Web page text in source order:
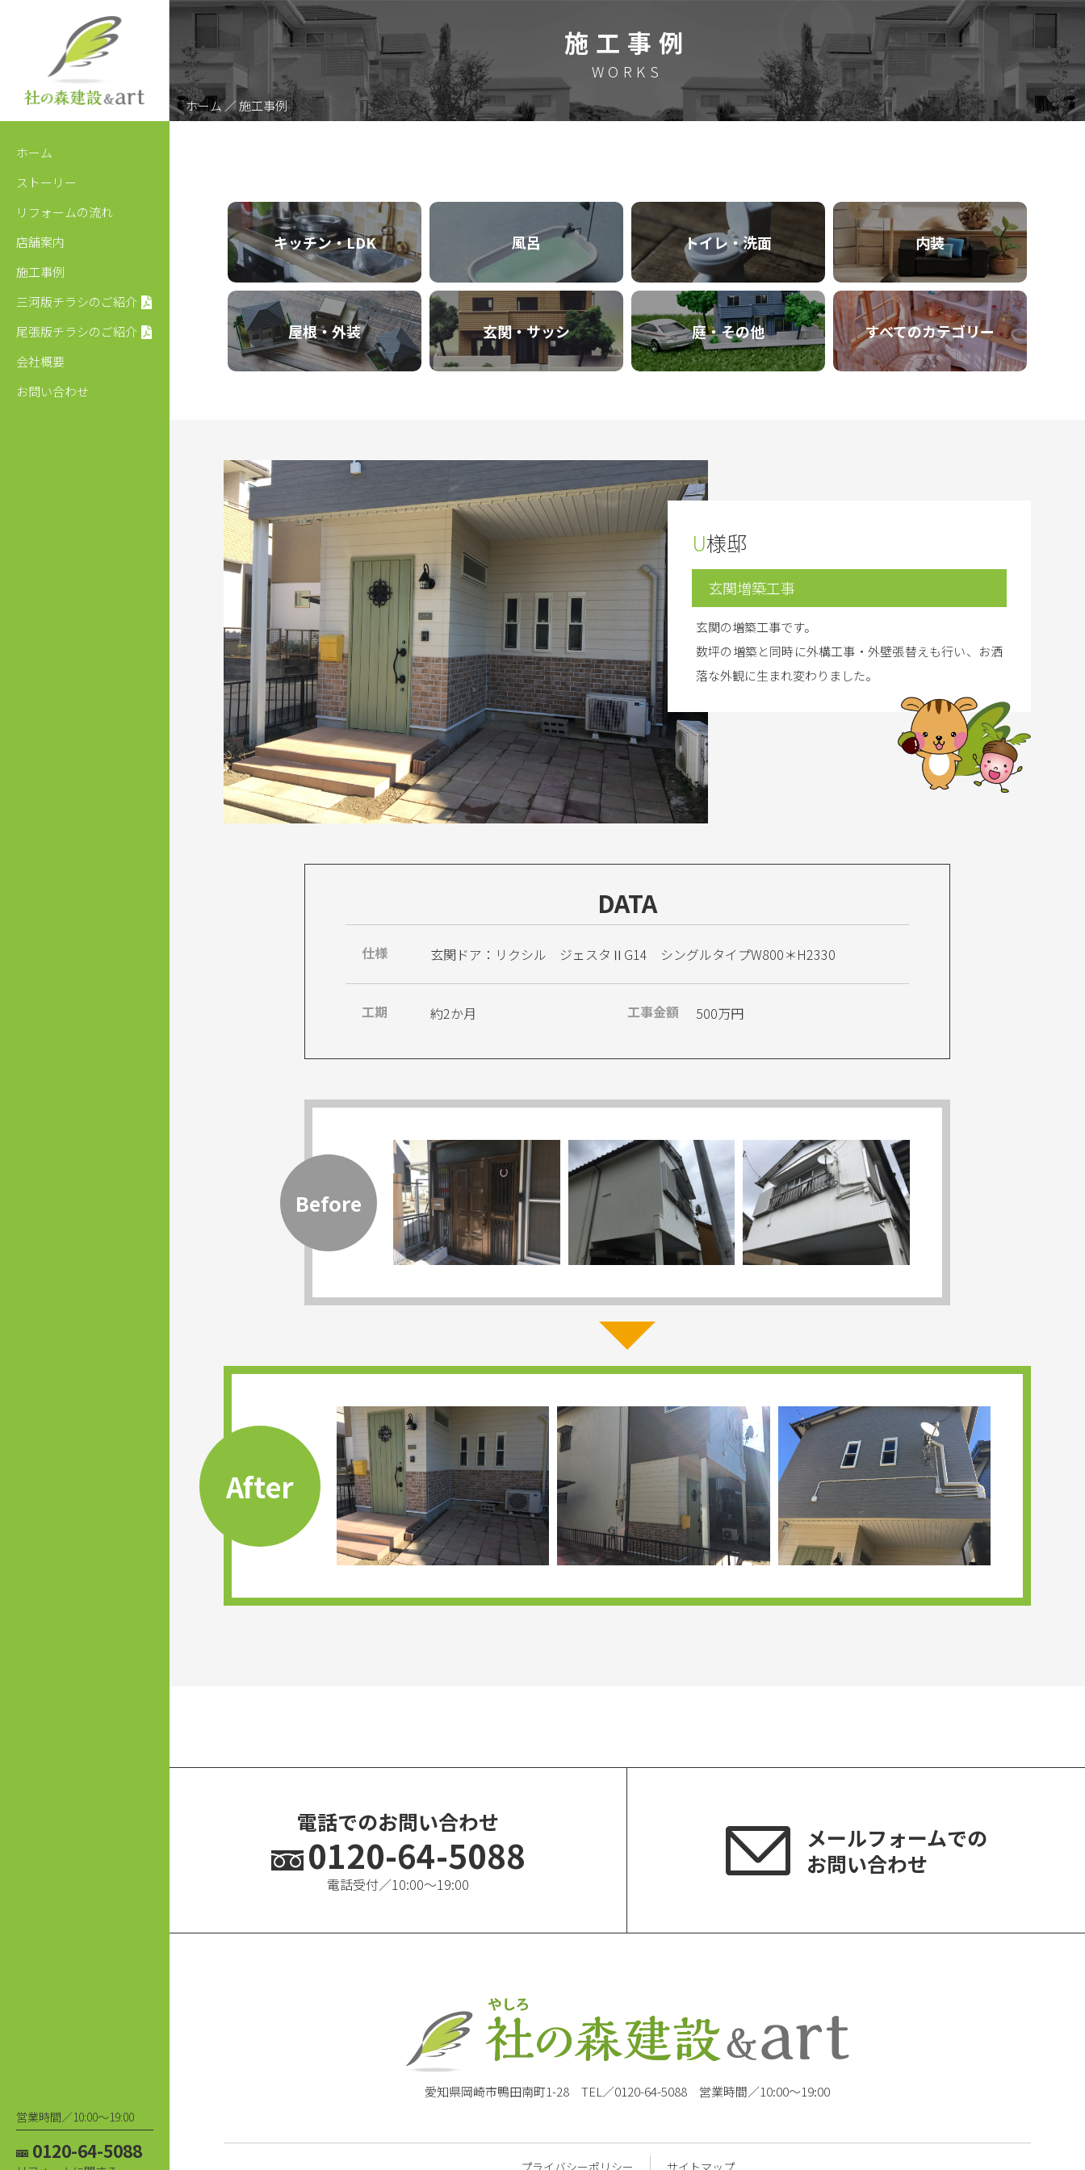
ホーム
ストーリー
リフォームの流れ
店舗案内
施工事例
三河版チラシのご紹介
尾張版チラシのご紹介
会社概要
お問い合わせ
営業時間／10:00〜19:00
0120-64-5088
施工事例
WORKS
ホーム／ 施工事例
キッチン・LDK 風呂 トイレ・洗面 内装
屋根・外装 玄関・サッシ 庭・その他 すべてのカテゴリー
U様邸
玄関増築工事
玄関の増築工事です。
数坪の増築と同時に外構工事・外壁張替えも行い、お洒
落な外観に生まれ変わりました。
DATA
仕様 玄関ドア：リクシル ジェスタⅡG14 シングルタイプW800＊H2330
工期 約2か月 工事金額 500万円
Before
After
電話でのお問い合わせ
0120-64-5088
電話受付／10:00〜19:00
メールフォームでの
お問い合わせ
愛知県岡崎市鴨田南町1-28 TEL／0120-64-5088 営業時間／10:00〜19:00